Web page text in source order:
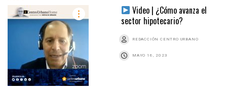
Video | ¿Cómo avanza el
sector hipotecario?
REDACCIÓN CENTRO URBANO
MAYO 16, 2023